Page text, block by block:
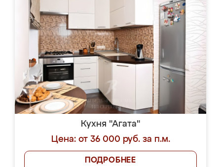
Кухня "Агата"
Цена: от 36 000 руб. за п.м.
ПОДРОБНЕЕ